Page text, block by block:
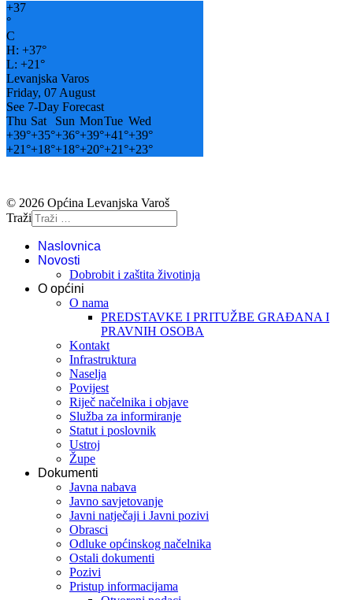
+37
°
C
H: +37°
L: +21°
Levanjska Varos
Friday, 07 August
See 7-Day Forecast
Thu Sat Sun MonTue Wed
+39°+35°+36°+39°+41°+39°
+21°+18°+18°+20°+21°+23°
© 2026 Općina Levanjska Varoš
Traži
Naslovnica
Novosti
Dobrobit i zaštita životinja
O općini
O nama
PREDSTAVKE I PRITUŽBE GRAĐANA I
PRAVNIH OSOBA
Kontakt
Infrastruktura
Naselja
Povijest
Riječ načelnika i objave
Služba za informiranje
Statut i poslovnik
Ustroj
Župe
Dokumenti
Javna nabava
Javno savjetovanje
Javni natječaji i Javni pozivi
Obrasci
Odluke općinskog načelnika
Ostali dokumenti
Pozivi
Pristup informacijama